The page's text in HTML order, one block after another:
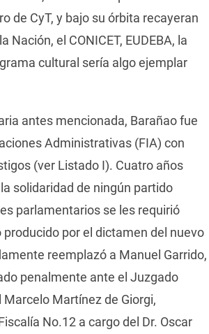
de CyT, y bajo su órbita recayeran
el CONICET, EUDEBA, la
cultural sería algo ejemplar
antes mencionada, Barañao fue
Administrativas (FIA) con
(ver Listado I). Cuatro años
solidaridad de ningún partido
parlamentarios se les requirió
por el dictamen del nuevo
reemplazó a Manuel Garrido,
penalmente ante el Juzgado
Martínez de Giorgi,
No.12 a cargo del Dr. Oscar